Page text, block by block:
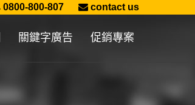
0800-800-807 contact us
關鍵字廣告 促銷專案